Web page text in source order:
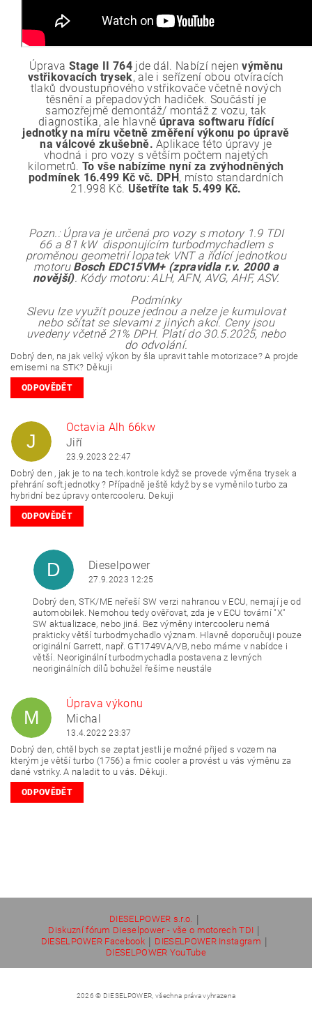
ÚpravaStage II 764jde dál. Nabízí nejenvýměnu
vstřikovacích trysek, ale i seřízení obou otvíracích
tlaků dvoustupňového vstřikovače včetně nových
těsnění a přepadových hadiček. Součástí je
samozřejmě demontáž/ montáž z vozu, tak
diagnostika, ale hlavně úprava softwaru řídící
jednotky na míru včetně změření výkonu po úpravě
na válcové zkušebně.Aplikace této úpravy je
vhodná i pro vozy s větším počtem najetých
kilometrů. To vše nabízíme nyní za zvýhodněných
podmínek 16.499 Kč vč. DPH, místo standardních
21.998 Kč. Ušetříte tak 5.499 Kč.
Pozn.: Úprava je určená pro vozy s motory 1.9 TDI
66 a 81 kW disponujícím turbodmychadlem s
proměnou geometrií lopatek VNT a řídící jednotkou
motoru Bosch EDC15VM+ (zpravidla r.v. 2000 a
novější). Kódy motoru: ALH, AFN, AVG, AHF, ASV.
Podmínky
Slevu lze využít pouze jednou a nelze je kumulovat
nebo sčítat se slevami z jiných akcí. Ceny jsou
uvedeny včetně 21% DPH. Platí do 30.5.2025, nebo
do odvolání.
Dobrý den, na jak velký výkon by šla upravit tahle motorizace? A projde
emisemi na STK? Děkuji
ODPOVĚDĚT
J
Octavia Alh 66kw
Jiří
23.9.2023 22:47
Dobrý den , jak je to na tech.kontrole když se provede výměna trysek a
přehrání soft.jednotky ? Případně ještě když by se vyměnilo turbo za
hybridní bez úpravy ontercooleru. Dekuji
ODPOVĚDĚT
D Dieselpower
27.9.2023 12:25
Dobrý den, STK/ME neřeší SW verzi nahranou v ECU, nemají je od
automobilek. Nemohou tedy ověřovat, zda je v ECU tovární "X"
SW aktualizace, nebo jiná. Bez výměny intercooleru nemá
prakticky větší turbodmychadlo význam. Hlavně doporučuji pouze
originální Garrett, např. GT1749VA/VB, nebo máme v nabídce i
větší. Neoriginální turbodmychadla postavena z levných
neoriginálních dílů bohužel řešíme neustále
M
Úprava výkonu
Michal
13.4.2022 23:37
Dobrý den, chtěl bych se zeptat jestli je možné přijed s vozem na
kterým je větší turbo (1756) a fmic cooler a provést u vás výměnu za
dané vstriky. A naladit to u vás. Děkuji.
ODPOVĚDĚT
DIESELPOWER s.r.o. |
Diskuzní fórum Dieselpower - vše o motorech TDI |
DIESELPOWER Facebook | DIESELPOWER Instagram |
DIESELPOWER YouTube
2026 © DIESELPOWER, všechna práva vyhrazena